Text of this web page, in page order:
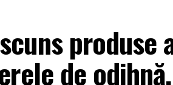
produse
de odihnă.